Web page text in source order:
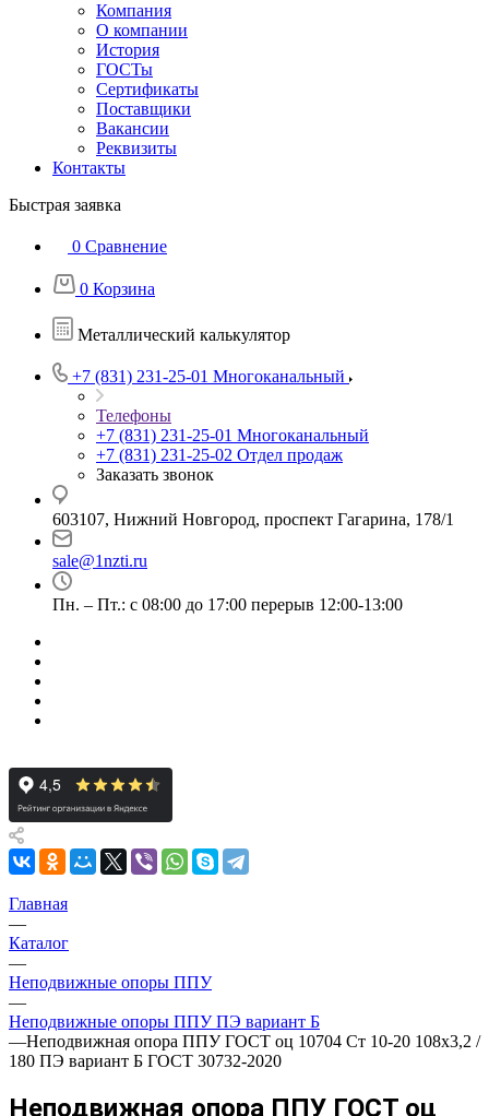
Компания
О компании
История
ГОСТы
Сертификаты
Поставщики
Вакансии
Реквизиты
Контакты
Быстрая заявка
0 Сравнение
0 Корзина
Металлический калькулятор
+7 (831) 231-25-01 Многоканальный
Телефоны
+7 (831) 231-25-01 Многоканальный
+7 (831) 231-25-02 Отдел продаж
Заказать звонок
603107, Нижний Новгород, проспект Гагарина, 178/1
sale@1nzti.ru
Пн. – Пт.: с 08:00 до 17:00 перерыв 12:00-13:00
Главная
—
Каталог
—
Неподвижные опоры ППУ
—
Неподвижные опоры ППУ ПЭ вариант Б
—Неподвижная опора ППУ ГОСТ оц 10704 Ст 10-20 108x3,2 /
180 ПЭ вариант Б ГОСТ 30732-2020
Неподвижная опора ППУ ГОСТ оц